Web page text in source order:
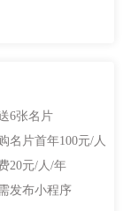
6张名片
名片首年100元/人
20元/人/年
发布小程序